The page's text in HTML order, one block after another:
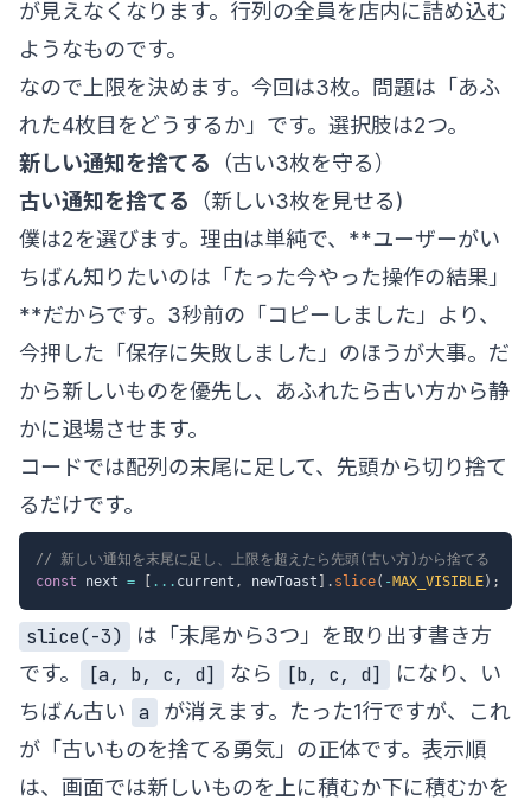
が見えなくなります。行列の全員を店内に詰め込む
ようなものです。
なので上限を決めます。今回は3枚。問題は「あふ
れた4枚目をどうするか」です。選択肢は2つ。
新しい通知を捨てる （古い3枚を守る）
古い通知を捨てる （新しい3枚を見せる)
僕は2を選びます。理由は単純で、**ユーザーがい
ちばん知りたいのは「たった今やった操作の結果」
**だからです。3秒前の「コピーしました」より、
今押した「保存に失敗しました」のほうが大事。だ
から新しいものを優先し、あふれたら古い方から静
かに退場させます。
コードでは配列の末尾に足して、先頭から切り捨て
るだけです。
// 新しい通知を末尾に足し、上限を超えたら先頭(古い方)から捨てる
const next = ... current , newToast . slice( - MAX_VISIBLE) ;
slice(-3)
は「末尾から3つ」を取り出す書き方
です。
[a, b, c, d] なら [b, c, d]
になり、い
ちばん古い a
が消えます。たった1行ですが、これ
が「古いものを捨てる勇気」の正体です。表示順
は、画面では新しいものを上に積むか下に積むかを